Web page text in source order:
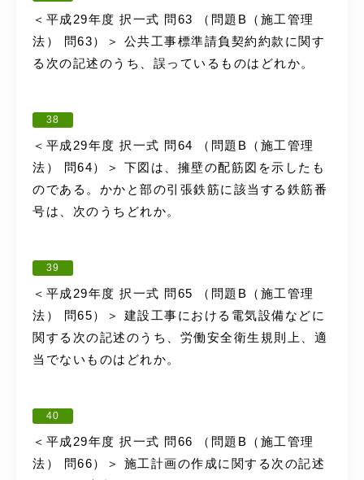
＜平成29年度 択一式 問63 （問題B（施工管理
法） 問63）＞ 公共工事標準請負契約約款に関す
る次の記述のうち、誤っているものはどれか。
38
＜平成29年度 択一式 問64 （問題B（施工管理
法） 問64）＞ 下図は、擁壁の配筋図を示したも
のである。かかと部の引張鉄筋に該当する鉄筋番
号は、次のうちどれか。
39
＜平成29年度 択一式 問65 （問題B（施工管理
法） 問65）＞ 建設工事における電気設備などに
関する次の記述のうち、労働安全衛生規則上、適
当でないものはどれか。
40
＜平成29年度 択一式 問66 （問題B（施工管理
法） 問66）＞ 施工計画の作成に関する次の記述